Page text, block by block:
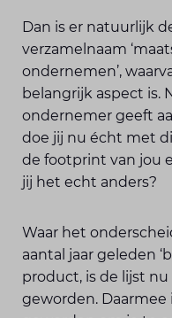
Dan is er natuurlijk
verzamelnaam
ondernemen’,
belangrijk aspect is.
ondernemer geeft
doe jij nu écht met
de footprint van jou
jij het echt anders?
Waar het
aantal jaar geleden
product, is de lijst
geworden.